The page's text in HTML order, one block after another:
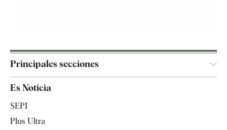
Principales secciones
España
Es Noticia
SEPI
Plus Ultra